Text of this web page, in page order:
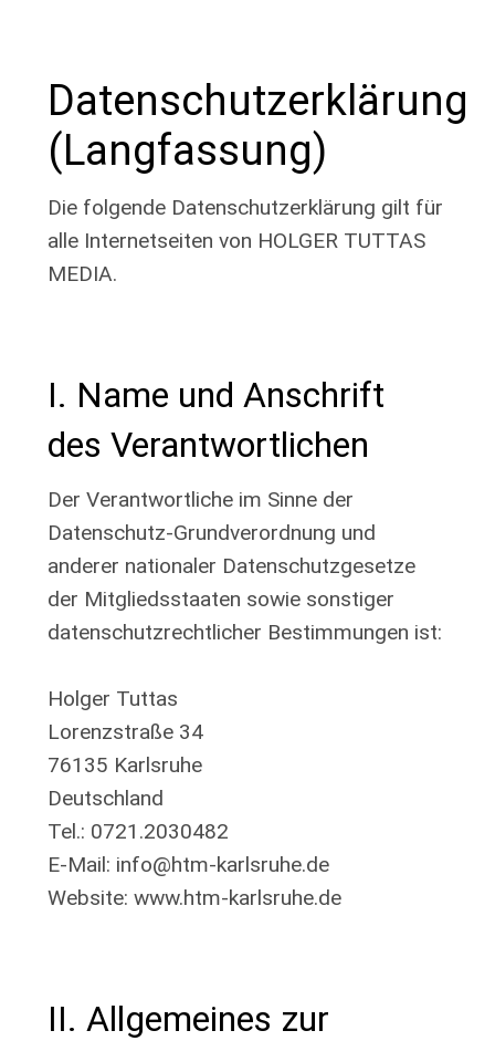
Datenschutzerklärung
(Langfassung)
Die folgende Datenschutzerklärung gilt für
alle Internetseiten von HOLGER TUTTAS
MEDIA.
I. Name und Anschrift
des Verantwortlichen
Der Verantwortliche im Sinne der
Datenschutz-Grundverordnung und
anderer nationaler Datenschutzgesetze
der Mitgliedsstaaten sowie sonstiger
datenschutzrechtlicher Bestimmungen ist:
Holger Tuttas
Lorenzstraße 34
76135 Karlsruhe
Deutschland
Tel.: 0721.2030482
E-Mail: info@htm-karlsruhe.de
Website: www.htm-karlsruhe.de
II. Allgemeines zur